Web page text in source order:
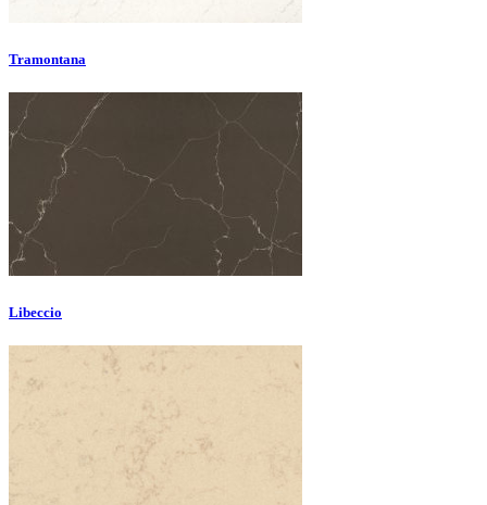
Tramontana
Libeccio